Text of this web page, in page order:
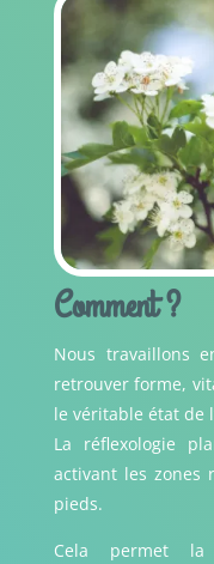
Comment ?
Nous travaillons
retrouver forme,
le véritable état de
La réflexologie
activant les zones
pieds.
Cela permet